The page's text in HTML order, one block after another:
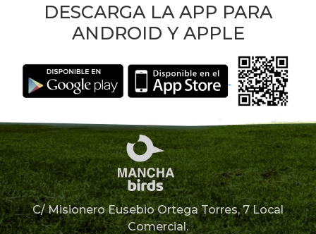
DESCARGA LA APP PARA
ANDROID Y APPLE
C/ Misionero Eusebio Ortega Torres, 7 Local
Comercial.